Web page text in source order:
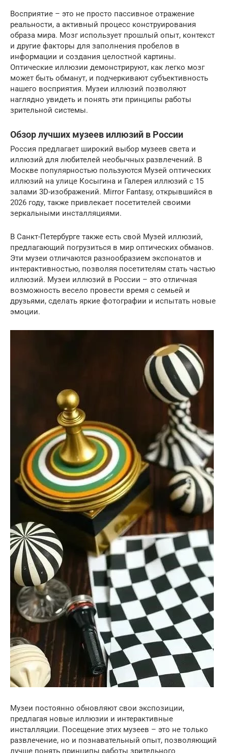
Восприятие – это не просто пассивное отражение
реальности, а активный процесс конструирования
образа мира. Мозг использует прошлый опыт, контекст
и другие факторы для заполнения пробелов в
информации и создания целостной картины.
Оптические иллюзии демонстрируют, как легко мозг
может быть обманут, и подчеркивают субъективность
нашего восприятия. Музеи иллюзий позволяют
наглядно увидеть и понять эти принципы работы
зрительной системы.
Обзор лучших музеев иллюзий в России
Россия предлагает широкий выбор музеев света и
иллюзий для любителей необычных развлечений. В
Москве популярностью пользуются Музей оптических
иллюзий на улице Косыгина и Галерея иллюзий с 15
залами 3D-изображений. Mirror Fantasy, открывшийся в
2026 году, также привлекает посетителей своими
зеркальными инсталляциями.
В Санкт-Петербурге также есть свой Музей иллюзий,
предлагающий погрузиться в мир оптических обманов.
Эти музеи отличаются разнообразием экспонатов и
интерактивностью, позволяя посетителям стать частью
иллюзий. Музеи иллюзий в России – это отличная
возможность весело провести время с семьей и
друзьями, сделать яркие фотографии и испытать новые
эмоции.
Музеи постоянно обновляют свои экспозиции,
предлагая новые иллюзии и интерактивные
инсталляции. Посещение этих музеев – это не только
развлечение, но и познавательный опыт, позволяющий
лучше понять принципы работы зрительного